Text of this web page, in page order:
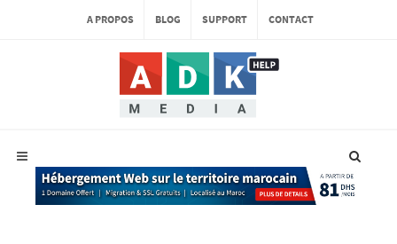
A PROPOS BLOG SUPPORT CONTACT